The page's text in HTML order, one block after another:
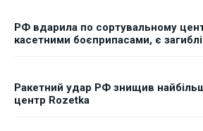
РФ вдарила по сортувальному
касетними боєприпасами, є загиблі
Ракетний удар РФ знищив
центр Rozetka